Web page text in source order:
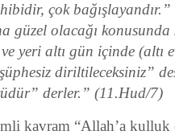
çok
güzel olacağı
yeri altı gün içinde (altı
diriltileceksiniz”
derler.” (11.Hud/7)
kavram “Allah’a